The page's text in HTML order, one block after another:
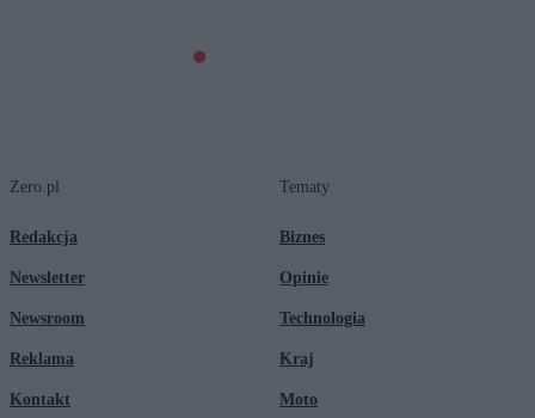
Zero.pl
Redakcja
Newsletter
Newsroom
Reklama
Kontakt
Tematy
Biznes
Opinie
Technologia
Kraj
Moto